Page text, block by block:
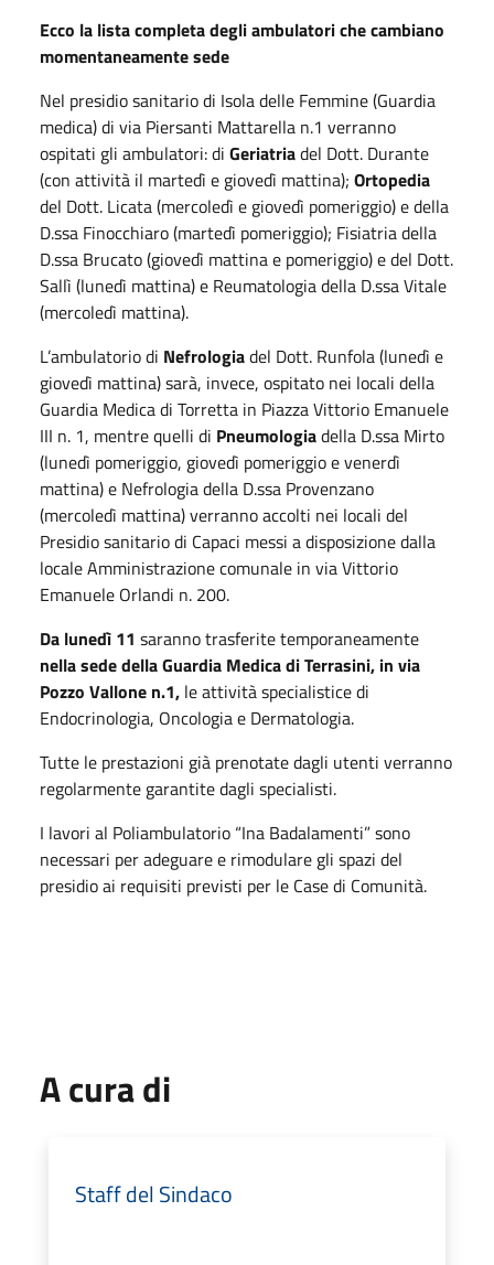
Ecco la lista completa degli ambulatori che cambiano
momentaneamente sede
Nel presidio sanitario di Isola delle Femmine (Guardia
medica) di via Piersanti Mattarella n.1 verranno
ospitati gli ambulatori: di Geriatriadel Dott. Durante
(con attività il martedì e giovedì mattina); Ortopedia
del Dott. Licata (mercoledì e giovedì pomeriggio) e della
D.ssa Finocchiaro (martedì pomeriggio); Fisiatria della
D.ssa Brucato (giovedì mattina e pomeriggio) e del Dott.
Sallì (lunedì mattina) e Reumatologia della D.ssa Vitale
(mercoledì mattina).
L’ambulatorio di Nefrologiadel Dott. Runfola (lunedì e
giovedì mattina) sarà, invece, ospitato nei locali della
Guardia Medica di Torretta in Piazza Vittorio Emanuele
III n. 1, mentre quelli di Pneumologiadella D.ssa Mirto
(lunedì pomeriggio, giovedì pomeriggio e venerdì
mattina) e Nefrologia della D.ssa Provenzano
(mercoledì mattina) verranno accolti nei locali del
Presidio sanitario di Capaci messi a disposizione dalla
locale Amministrazione comunale in via Vittorio
Emanuele Orlandi n. 200.
Da lunedì 11 saranno trasferite temporaneamente
nella sede della Guardia Medica di Terrasini, in via
Pozzo Vallone n.1, le attività specialistice di
Endocrinologia, Oncologia e Dermatologia.
Tutte le prestazioni già prenotate dagli utenti verranno
regolarmente garantite dagli specialisti.
I lavori al Poliambulatorio “Ina Badalamenti” sono
necessari per adeguare e rimodulare gli spazi del
presidio ai requisiti previsti per le Case di Comunità.
A cura di
Staff del Sindaco